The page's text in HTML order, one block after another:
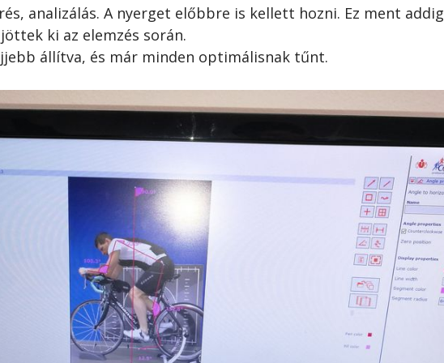
analizálás. A nyerget előbbre is kellett hozni. Ez ment
ki az elemzés során.
állítva, és már minden optimálisnak tűnt.